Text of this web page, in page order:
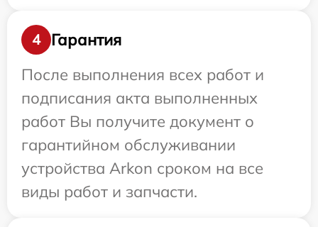
4
Гарантия
После выполнения всех работ и
подписания акта выполненных
работ Вы получите документ о
гарантийном обслуживании
устройства Arkon сроком на все
виды работ и запчасти.